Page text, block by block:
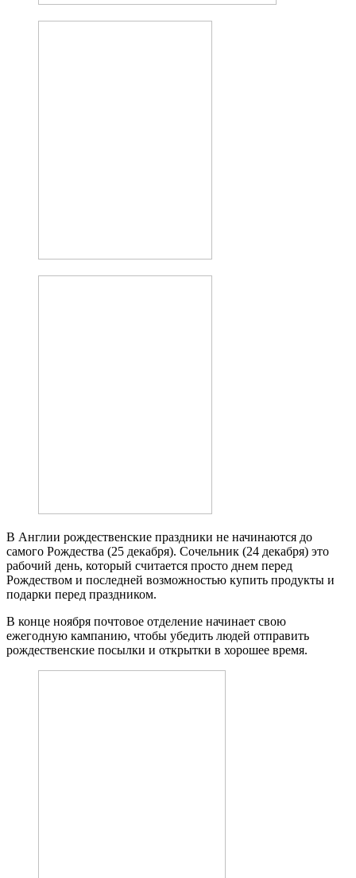
В Англии рождественские праздники не начинаются до
самого Рождества (25 декабря). Сочельник (24 декабря) это
рабочий день, который считается просто днем перед
Рождеством и последней возможностью купить продукты и
подарки перед праздником.
В конце ноября почтовое отделение начинает свою
ежегодную кампанию, чтобы убедить людей отправить
рождественские посылки и открытки в хорошее время.